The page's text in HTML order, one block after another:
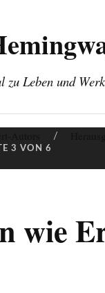
zu Leben und
3 VON 6
wie